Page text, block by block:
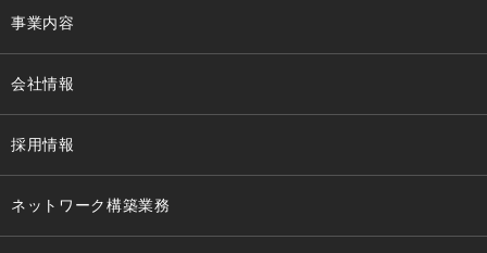
事業内容
会社情報
採用情報
ネットワーク構築業務